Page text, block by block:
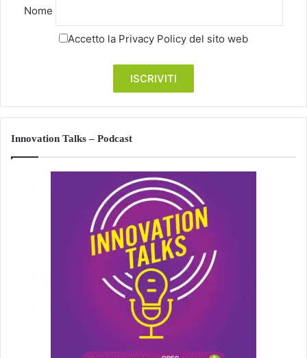
Nome
Accetto la Privacy Policy del sito web
Innovation Talks – Podcast